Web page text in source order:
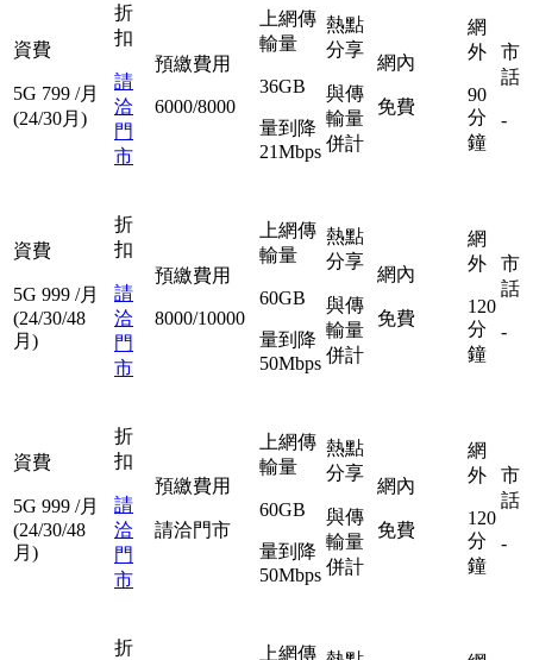
資費
5G 799 /月
(24/30月)
折
扣
請
洽
門
市
預繳費用
6000/8000
上網傳
輸量
36GB
量到降
21Mbps
熱點
分享
與傳
輸量
併計
網內
免費
網
外
90
分
鐘
市
話
-
資費
5G 999 /月
(24/30/48
月)
折
扣
請
洽
門
市
預繳費用
8000/10000
上網傳
輸量
60GB
量到降
50Mbps
熱點
分享
與傳
輸量
併計
網內
免費
網
外
120
分
鐘
市
話
-
資費
5G 999 /月
(24/30/48
月)
折
扣
請
洽
門
市
預繳費用
請洽門市
上網傳
輸量
60GB
量到降
50Mbps
熱點
分享
與傳
輸量
併計
網內
免費
網
外
120
分
鐘
市
話
-
折
上網傳